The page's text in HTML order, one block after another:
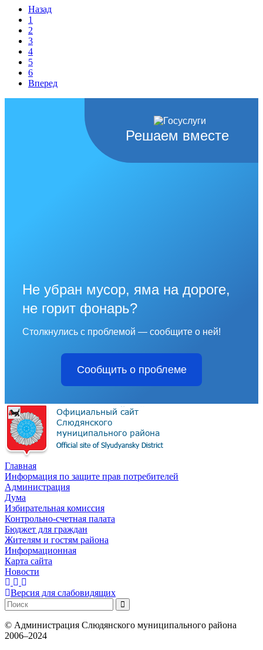
Назад
1
2
3
4
5
6
Вперед
Решаем вместе
Не убран мусор, яма на дороге,
не горит фонарь?
Столкнулись с проблемой — сообщите о ней!
Сообщить о проблеме
Главная
Информация по защите прав потребителей
Администрация
Дума
Избирательная комиссия
Контрольно-счетная палата
Бюджет для граждан
Жителям и гостям района
Информационная
Карта сайта
Новости
Версия для слабовидящих
© Администрация Слюдянского муниципального района
2006–2024